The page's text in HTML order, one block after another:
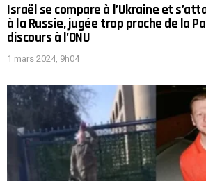
Israël se compare à l’Ukraine et
à la Russie, jugée trop proche de la
discours à l’ONU
1 mars 2024, 9h04